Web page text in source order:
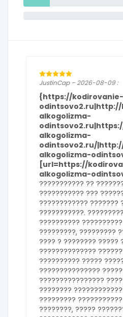
JustinCap – 2026-08-09 :
{https://
alkogolizma-
alkogolizma-
odintsovo2.ru/
alkogolizma-
[url=https://
alkogolizma-
??????????? ??
??????????? ???
???????????? ???????
???????????.
??????????
?????????, ?????????
???? ? ???????? ?????
??????????????
?????????? ?????
???????????????
????????????????
????????
?????????
????????, ?????